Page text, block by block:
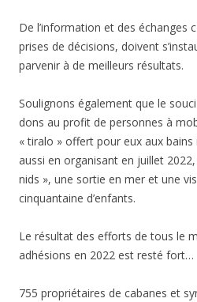
De l’information et des échanges
prises de décisions, doivent
parvenir à de meilleurs résultats.
Soulignons également que le souci
dons au profit de personnes à
« tiralo » offert pour eux aux
aussi en organisant en juillet
nids », une sortie en mer et une
cinquantaine d’enfants.
Le résultat des efforts de tous le
adhésions en 2022 est resté fort…
755 propriétaires de cabanes et